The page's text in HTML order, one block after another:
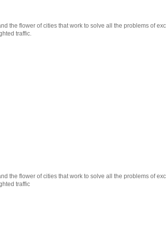
the flower of cities that work to solve all the problems of
traffic.
the flower of cities that work to solve all the problems of
traffic